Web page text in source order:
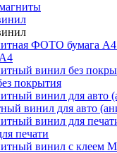
покрытия
винил для авто
печати